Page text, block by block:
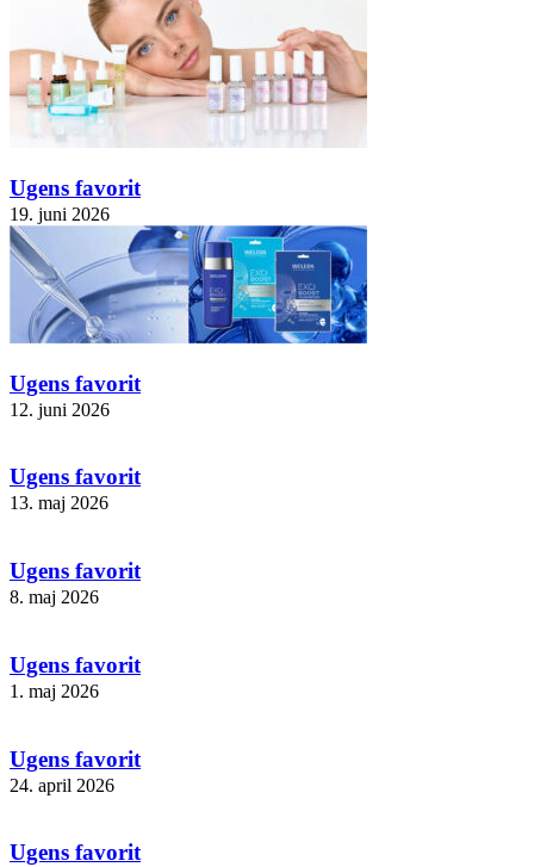
Ugens favorit
19. juni 2026
Ugens favorit
12. juni 2026
Ugens favorit
13. maj 2026
Ugens favorit
8. maj 2026
Ugens favorit
1. maj 2026
Ugens favorit
24. april 2026
Ugens favorit